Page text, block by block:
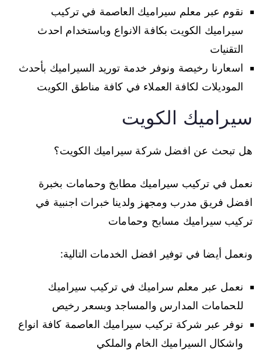
نقوم عبر معلم سيراميك العاصمة في تركيب
سيراميك الكويت بكافة الانواع وباستخدام احدث
التقنيات
اسعارنا رخيصة ونوفر خدمة توريد السيراميك بأحدث
الموديلات لكافة العملاء في كافة مناطق الكويت
سيراميك الكويت
هل تبحث عن افضل شركة سيراميك الكويت؟
نعمل في تركيب سيراميك مطابخ وحمامات بخبرة
افضل فريق مدرب ومجهز ولدينا خبرات اجنبية في
تركيب سيراميك مسابح وحمامات
ونعمل أيضا في توفير افضل الخدمات التالية:
نعمل عبر معلم سراميك في تركيب سيراميك
للحمامات المدارس والمساجد وبسعر رخيص
نوفر عبر شركة تركيب سيراميك العاصمة كافة انواع
واشكال السيراميك الخام والملكي